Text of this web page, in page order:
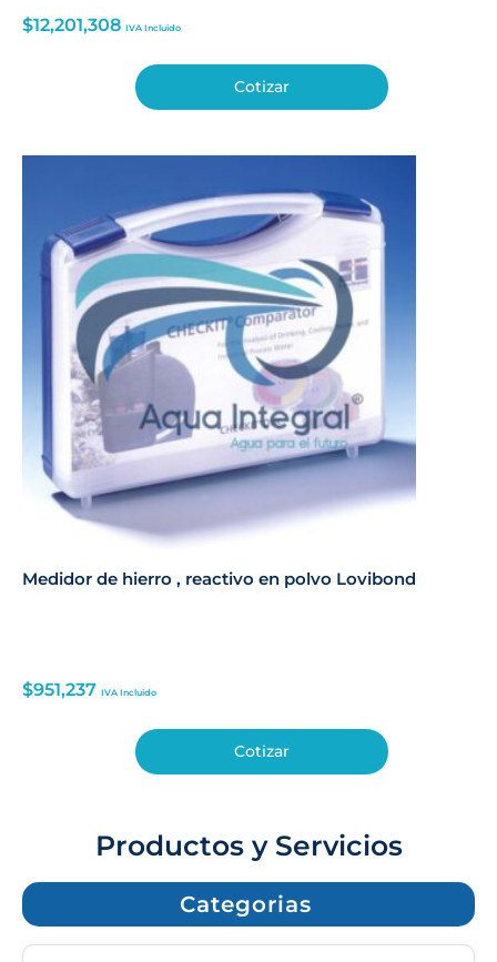
$12,201,308 IVA Incluido
Cotizar
Medidor de hierro , reactivo en polvo Lovibond
$951,237 IVA Incluido
Cotizar
Productos y Servicios
Categorias